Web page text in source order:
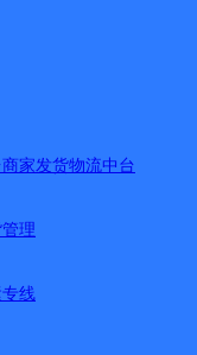
家发货物流中台
理
线
新洲里购物广场A区